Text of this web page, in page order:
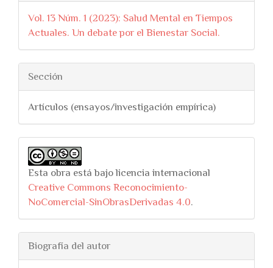
Vol. 13 Núm. 1 (2023): Salud Mental en Tiempos
Actuales. Un debate por el Bienestar Social.
Sección
Artículos (ensayos/investigación empírica)
Esta obra está bajo licencia internacional
Creative Commons Reconocimiento-
NoComercial-SinObrasDerivadas 4.0.
Biografía del autor